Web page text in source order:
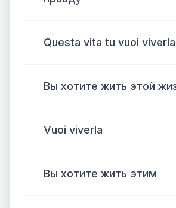
Questa vita tu vuoi viverla
Вы хотите жить этой
Vuoi viverla
Вы хотите жить этим